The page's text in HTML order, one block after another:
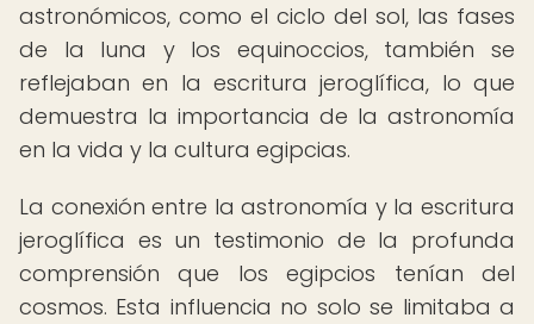
astronómicos, como el ciclo del sol, las fases
de la luna y los equinoccios, también se
reflejaban en la escritura jeroglífica, lo que
demuestra la importancia de la astronomía
en la vida y la cultura egipcias.
La conexión entre la astronomía y la escritura
jeroglífica es un testimonio de la profunda
comprensión que los egipcios tenían del
cosmos. Esta influencia no solo se limitaba a